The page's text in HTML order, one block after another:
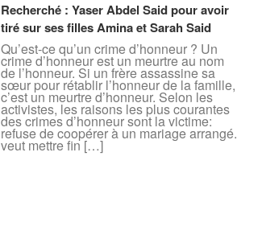
Recherché : Yaser Abdel Said pour avoir
tiré sur ses filles Amina et Sarah Said
Qu’est-ce qu’un crime d’honneur ? Un
crime d’honneur est un meurtre au nom
de l’honneur. Si un frère assassine sa
sœur pour rétablir l’honneur de la famille,
c’est un meurtre d’honneur. Selon les
activistes, les raisons les plus courantes
des crimes d’honneur sont la victime:
refuse de coopérer à un mariage arrangé.
veut mettre fin […]